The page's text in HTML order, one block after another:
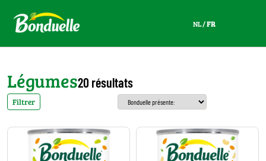
NL/FR
Légumes20 résultats
Filtrer